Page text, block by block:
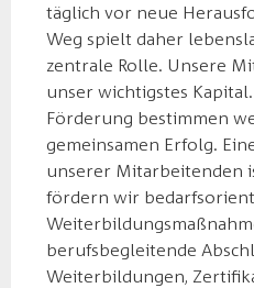
täglich vor neue
Weg spielt daher
zentrale Rolle. Unsere
unser wichtigstes
Förderung bestimmen
gemeinsamen Erfolg.
unserer Mitarbeitenden
fördern wir
berufsbegleitende
Weiterbildungen,